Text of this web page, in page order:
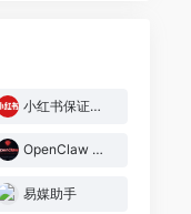
小红书保证金规则
OpenClaw 官网
易媒助手